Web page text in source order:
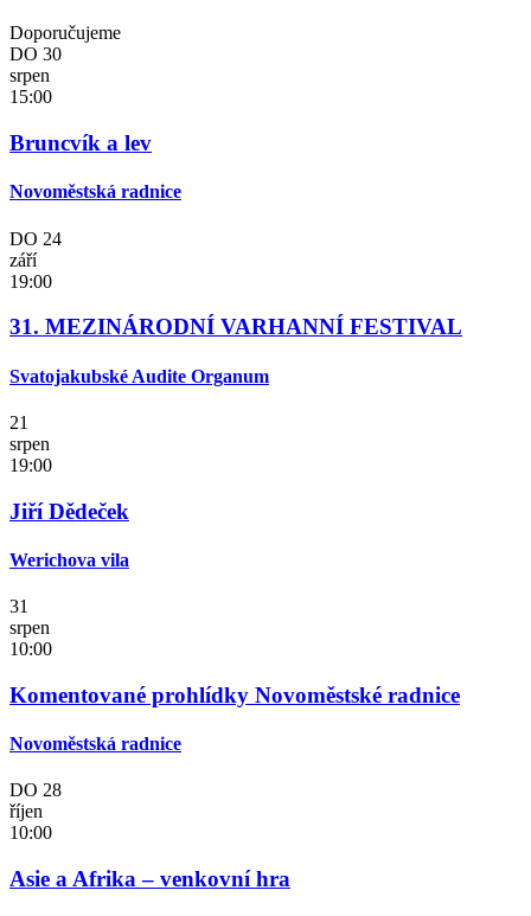
Doporučujeme
DO 30
srpen
15:00
Bruncvík a lev
Novoměstská radnice
DO 24
září
19:00
31. MEZINÁRODNÍ VARHANNÍ FESTIVAL
Svatojakubské Audite Organum
21
srpen
19:00
Jiří Dědeček
Werichova vila
31
srpen
10:00
Komentované prohlídky Novoměstské radnice
Novoměstská radnice
DO 28
říjen
10:00
Asie a Afrika – venkovní hra